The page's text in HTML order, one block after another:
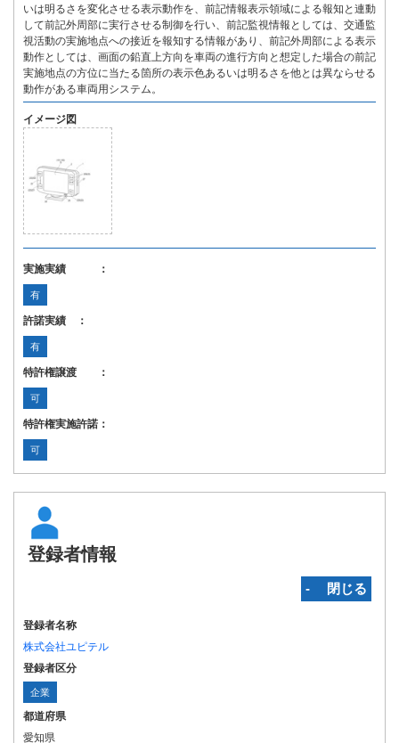
いは明るさを変化させる表示動作を、前記情報表示領域による報知と連動
して前記外周部に実行させる制御を行い、前記監視情報としては、交通監
視活動の実施地点への接近を報知する情報があり、前記外周部による表示
動作としては、画面の鉛直上方向を車両の進行方向と想定した場合の前記
実施地点の方位に当たる箇所の表示色あるいは明るさを他とは異ならせる
動作がある車両用システム。
イメージ図
実施実績 ：
有
許諾実績 ：
有
特許権譲渡 ：
可
特許権実施許諾：
可
登録者情報
‐ 閉じる
登録者名称
株式会社ユピテル
登録者区分
企業
都道府県
愛知県